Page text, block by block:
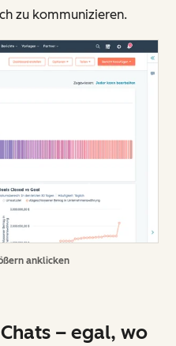
zu kommunizieren.
anklicken
– egal, wo